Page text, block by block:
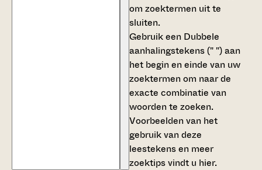
om zoektermen uit te
sluiten.
Gebruik een Dubbele
aanhalingstekens (" ")aan
het begin en einde van uw
zoektermen om naar de
exacte combinatie van
woorden te zoeken.
Voorbeelden van het
gebruik van deze
leestekens en meer
zoektips vindt u hier.